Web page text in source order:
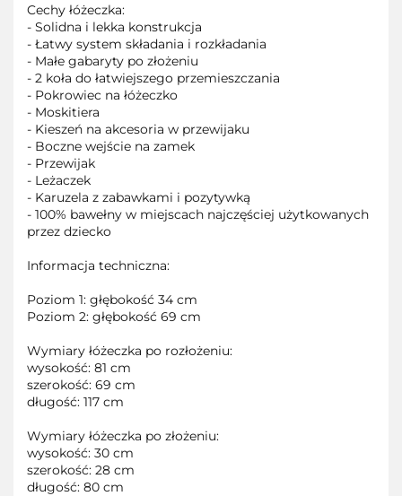
Cechy łóżeczka:
- Solidna i lekka konstrukcja
- Łatwy system składania i rozkładania
- Małe gabaryty po złożeniu
- 2 koła do łatwiejszego przemieszczania
- Pokrowiec na łóżeczko
- Moskitiera
- Kieszeń na akcesoria w przewijaku
- Boczne wejście na zamek
- Przewijak
- Leżaczek
- Karuzela z zabawkami i pozytywką
- 100% bawełny w miejscach najczęściej użytkowanych
przez dziecko
Informacja techniczna:
Poziom 1: głębokość 34 cm
Poziom 2: głębokość 69 cm
Wymiary łóżeczka po rozłożeniu:
wysokość: 81 cm
szerokość: 69 cm
długość: 117 cm
Wymiary łóżeczka po złożeniu:
wysokość: 30 cm
szerokość: 28 cm
długość: 80 cm